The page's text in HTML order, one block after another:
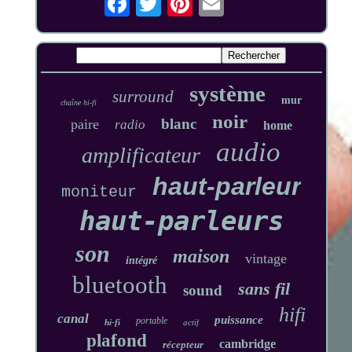
chaîne hi-fi surround système mur
paire radio blanc noir home
amplificateur audio
moniteur haut-parleur
haut-parleurs
son intégré maison vintage
bluetooth sound sans fil
canal hi-fi portable actif puissance hifi
plafond récepteur cambridge